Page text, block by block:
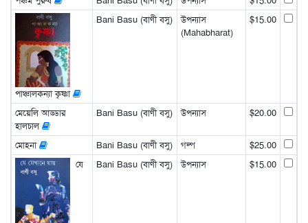
পাঞ্চালকন্যা কৃষ্ণা
Bani Basu (বাণী বসু)
উপন্যাস
(Mahabharat)
$15.00
মেয়েলি আড্ডার
হালচাল
Bani Basu (বাণী বসু) উপন্যাস $20.00
মোহনা Bani Basu (বাণী বসু) গল্প
$25.00
যে
Bani Basu (বাণী বসু) উপন্যাস $15.00